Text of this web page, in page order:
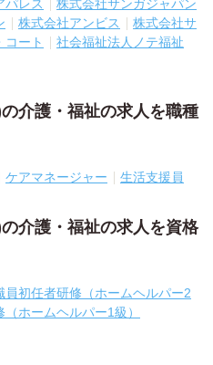
パレス
株式会社サンガジャパン
株式会社アンビス
株式会社サ
コート
社会福祉法人ノテ福祉
介護・福祉の求人を職種
ケアマネージャー 生活支援員
介護・福祉の求人を資格
員初任者研修（ホームヘルパー2
ホームヘルパー1級）